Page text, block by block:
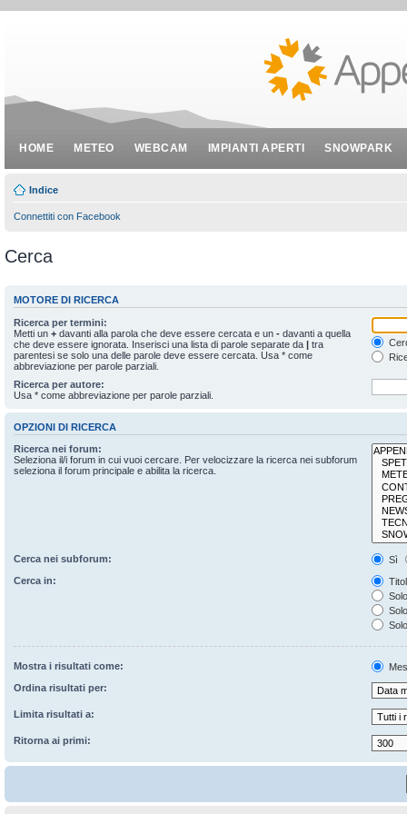
HOME METEO WEBCAM IMPIANTI APERTI SNOWPARK
Indice
Connettiti con Facebook
Cerca
MOTORE DI RICERCA
Ricerca per termini:
Metti un + davanti alla parola che deve essere cercata e un - davanti a quella
che deve essere ignorata. Inserisci una lista di parole separate da | tra
parentesi se solo una delle parole deve essere cercata. Usa * come
abbreviazione per parole parziali.
Ricerca per autore:
Usa * come abbreviazione per parole parziali.
OPZIONI DI RICERCA
Ricerca nei forum:
Seleziona il/i forum in cui vuoi cercare. Per velocizzare la ricerca nei subforum
seleziona il forum principale e abilita la ricerca.
Cerca nei subforum:
Sì
Cerca in:
Mostra i risultati come:
Ordina risultati per:
Limita risultati a:
Ritorna ai primi: